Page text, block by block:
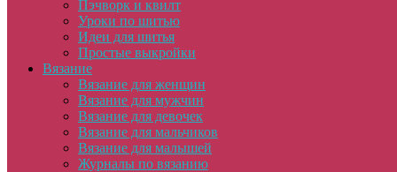
Пэчворк и квилт
Уроки по шитью
Идеи для шитья
Простые выкройки
Вязание
Вязание для женщин
Вязание для мужчин
Вязание для девочек
Вязание для мальчиков
Вязание для малышей
Журналы по вязанию